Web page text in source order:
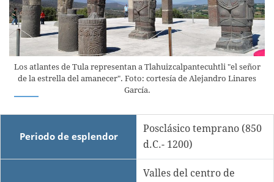
Los atlantes de Tula representan a Tlahuizcalpantecuhtli "el señor
de la estrella del amanecer". Foto: cortesía de Alejandro Linares
García.
Periodo de esplendor
Posclásico temprano (850
d.C.- 1200)
Valles del centro de